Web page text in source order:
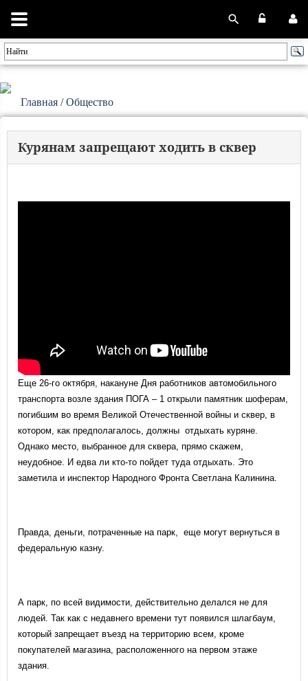
Главная /Общество
Курянам запрещают ходить в сквер
Еще 26-го октября, накануне Дня работников автомобильного
транспорта возле здания ПОГА – 1 открыли памятник шоферам,
погибшим во время Великой Отечественной войны и сквер, в
котором, как предполагалось, должны отдыхать куряне.
Однако место, выбранное для сквера, прямо скажем,
неудобное. И едва ли кто-то пойдет туда отдыхать. Это
заметила и инспектор Народного Фронта Светлана Калинина.
Правда, деньги, потраченные на парк, еще могут вернуться в
федеральную казну.
А парк, по всей видимости, действительно делался не для
людей. Так как с недавнего времени тут появился шлагбаум,
который запрещает въезд на территорию всем, кроме
покупателей магазина, расположенного на первом этаже
здания.